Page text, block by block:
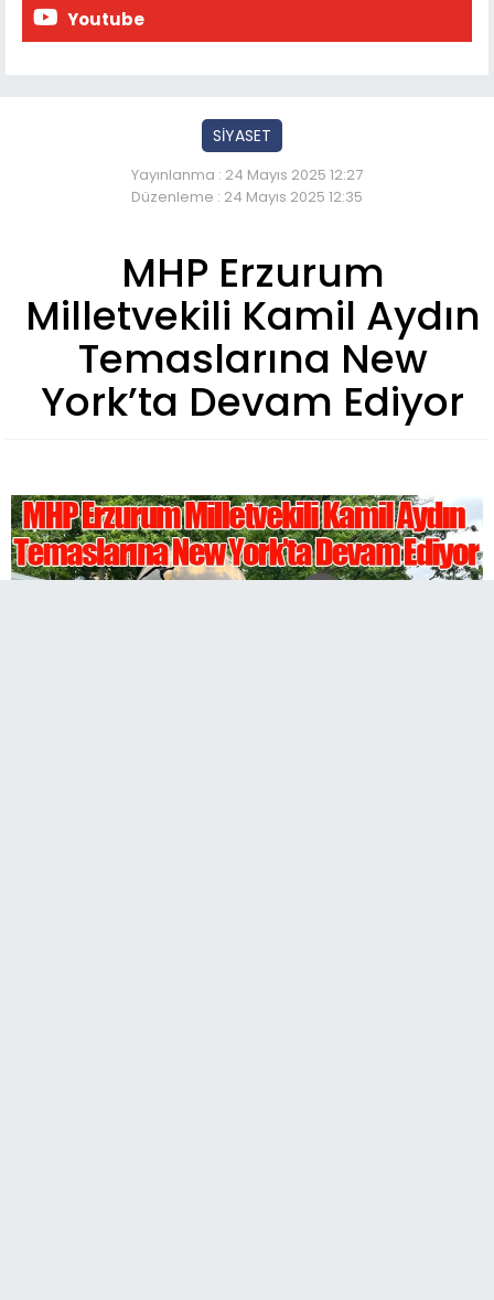
Youtube
SİYASET
Yayınlanma : 24 Mayıs 2025 12:27
Düzenleme : 24 Mayıs 2025 12:35
MHP Erzurum
Milletvekili Kamil Aydın
Temaslarına New
York’ta Devam Ediyor